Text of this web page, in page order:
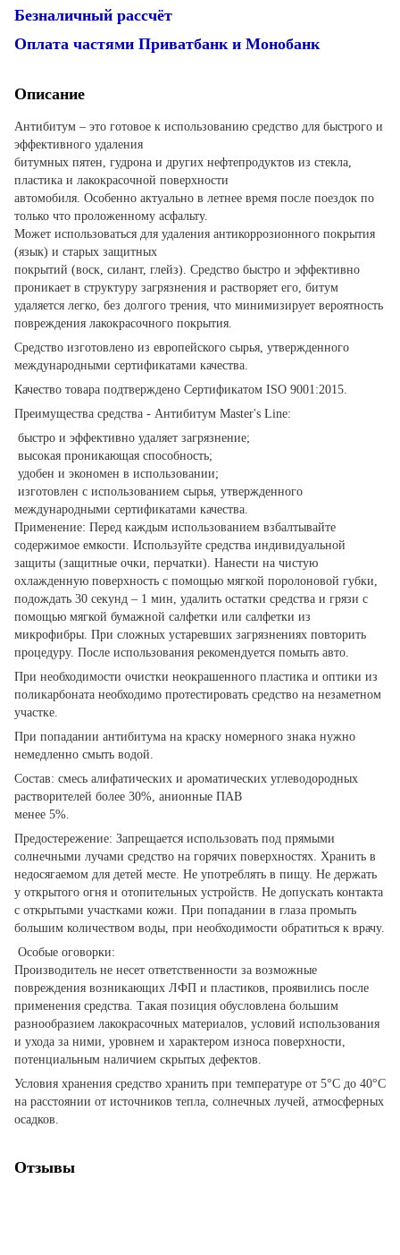
Безналичный рассчёт
Оплата частями Приватбанк и Монобанк
Описание
Антибитум – это готовое к использованию средство для быстрого и
эффективного удаления
битумных пятен, гудрона и других нефтепродуктов из стекла,
пластика и лакокрасочной поверхности
автомобиля. Особенно актуально в летнее время после поездок по
только что проложенному асфальту.
Может использоваться для удаления антикоррозионного покрытия
(язык) и старых защитных
покрытий (воск, силант, глейз). Средство быстро и эффективно
проникает в структуру загрязнения и растворяет его, битум
удаляется легко, без долгого трения, что минимизирует вероятность
повреждения лакокрасочного покрытия.
Средство изготовлено из европейского сырья, утвержденного
международными сертификатами качества.
Качество товара подтверждено Сертификатом ISO 9001:2015.
Преимущества средства - Антибитум Master's Line:
быстро и эффективно удаляет загрязнение;
высокая проникающая способность;
удобен и экономен в использовании;
изготовлен с использованием сырья, утвержденного
международными сертификатами качества.
Применение: Перед каждым использованием взбалтывайте
содержимое емкости. Используйте средства индивидуальной
защиты (защитные очки, перчатки). Нанести на чистую
охлажденную поверхность с помощью мягкой поролоновой губки,
подождать 30 секунд – 1 мин, удалить остатки средства и грязи с
помощью мягкой бумажной салфетки или салфетки из
микрофибры. При сложных устаревших загрязнениях повторить
процедуру. После использования рекомендуется помыть авто.
При необходимости очистки неокрашенного пластика и оптики из
поликарбоната необходимо протестировать средство на незаметном
участке.
При попадании антибитума на краску номерного знака нужно
немедленно смыть водой.
Состав: смесь алифатических и ароматических углеводородных
растворителей более 30%, анионные ПАВ
менее 5%.
Предостережение: Запрещается использовать под прямыми
солнечными лучами средство на горячих поверхностях. Хранить в
недосягаемом для детей месте. Не употреблять в пищу. Не держать
у открытого огня и отопительных устройств. Не допускать контакта
с открытыми участками кожи. При попадании в глаза промыть
большим количеством воды, при необходимости обратиться к врачу.
Особые оговорки:
Производитель не несет ответственности за возможные
повреждения возникающих ЛФП и пластиков, проявились после
применения средства. Такая позиция обусловлена ​​большим
разнообразием лакокрасочных материалов, условий использования
и ухода за ними, уровнем и характером износа поверхности,
потенциальным наличием скрытых дефектов.
Условия хранения средство хранить при температуре от 5°С до 40°С
на расстоянии от источников тепла, солнечных лучей, атмосферных
осадков.
Отзывы